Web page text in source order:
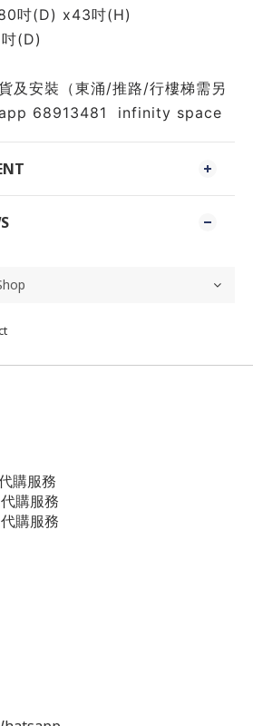
吋(D) x43吋(H)
(D)
及安裝（東涌/推路/行樓梯需另
68913481  infinity space
購服務
購服務
購服務